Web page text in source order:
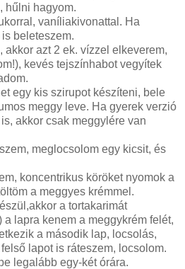
hűlni hagyom.
vaníliakivonattal. Ha
beleteszem.
akkor azt 2 ek. vízzel elkeverem,
kevés tejszínhabot vegyítek
egy kis szirupot készíteni, bele
meggy leve. Ha gyerek verzió
akkor csak meggylére van
meglocsolom egy kicsit, és
koncentrikus köröket nyomok a
a meggyes krémmel.
a tortakarimát
lapra kenem a meggykrém felét,
a második lap, locsolás,
lapot is ráteszem, locsolom.
legalább egy-két órára.